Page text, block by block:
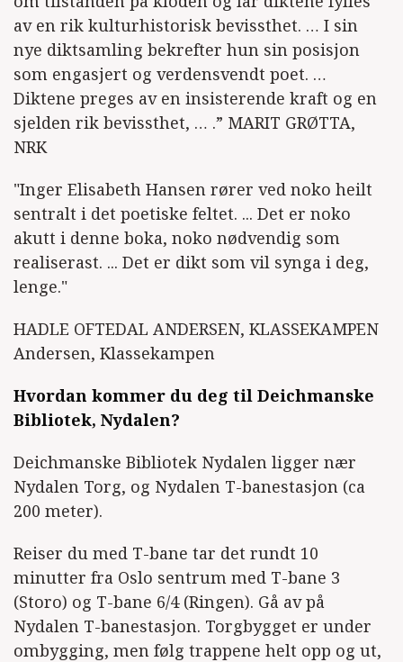
av en rik kulturhistorisk bevissthet. … I sin
nye diktsamling bekrefter hun sin posisjon
som engasjert og verdensvendt poet. …
Diktene preges av en insisterende kraft og en
sjelden rik bevissthet, … .” MARIT GRØTTA,
NRK
"Inger Elisabeth Hansen rører ved noko heilt
sentralt i det poetiske feltet. ... Det er noko
akutt i denne boka, noko nødvendig som
realiserast. ... Det er dikt som vil synga i deg,
lenge."
HADLE OFTEDAL ANDERSEN, KLASSEKAMPEN
Andersen, Klassekampen
Hvordan kommer du deg til Deichmanske
Bibliotek, Nydalen?
Deichmanske Bibliotek Nydalen ligger nær
Nydalen Torg, og Nydalen T-banestasjon (ca
200 meter).
Reiser du med T-bane tar det rundt 10
minutter fra Oslo sentrum med T-bane 3
(Storo) og T-bane 6/4 (Ringen). Gå av på
Nydalen T-banestasjon. Torgbygget er under
ombygging, men følg trappene helt opp og ut,